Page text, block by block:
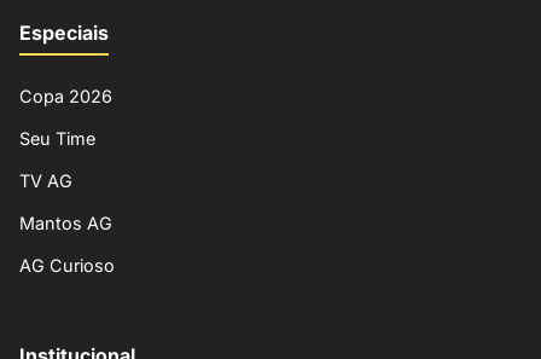
Especiais
Copa 2026
Seu Time
TV AG
Mantos AG
AG Curioso